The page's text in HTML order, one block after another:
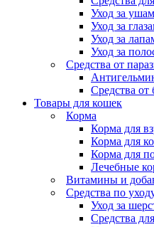
Уход за
Уход за
Уход за
Уход за
Средства от
Средства от
Товары для кошек
Корма
Корма для
Корма для
Корма для
Лечебные
Витамины и
Средства по
Уход за
Средства